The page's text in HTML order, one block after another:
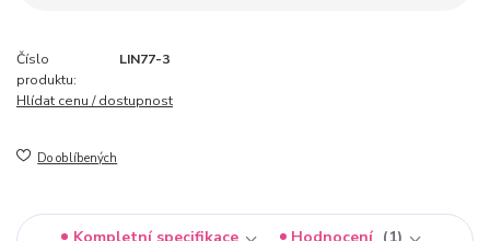
Číslo
produktu:
LIN77-3
Hlídat cenu / dostupnost
Do oblíbených